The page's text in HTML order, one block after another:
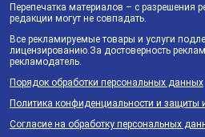
Перепечатка материалов – с разрешения
редакции могут не совпадать.
Все рекламируемые товары и услуги
лицензированию.За достоверность
рекламодатель.
Порядок обработки персональных данных
Политика конфиденциальности и защиты
Согласие на обработку персональных